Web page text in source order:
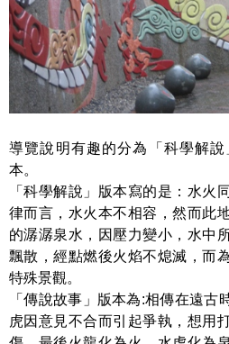
導覽說明有趣的分為「科學解
本。
「科學解說」版本寫的是：水火
律而言，水火本不相容，然而此
的潺潺泉水，因壓力變小，水中
飄散，經點燃後火焰不熄滅，而
特殊景觀。
「傳說故事」版本為:相傳在遠古
虎因意見不合而引起爭執，想用